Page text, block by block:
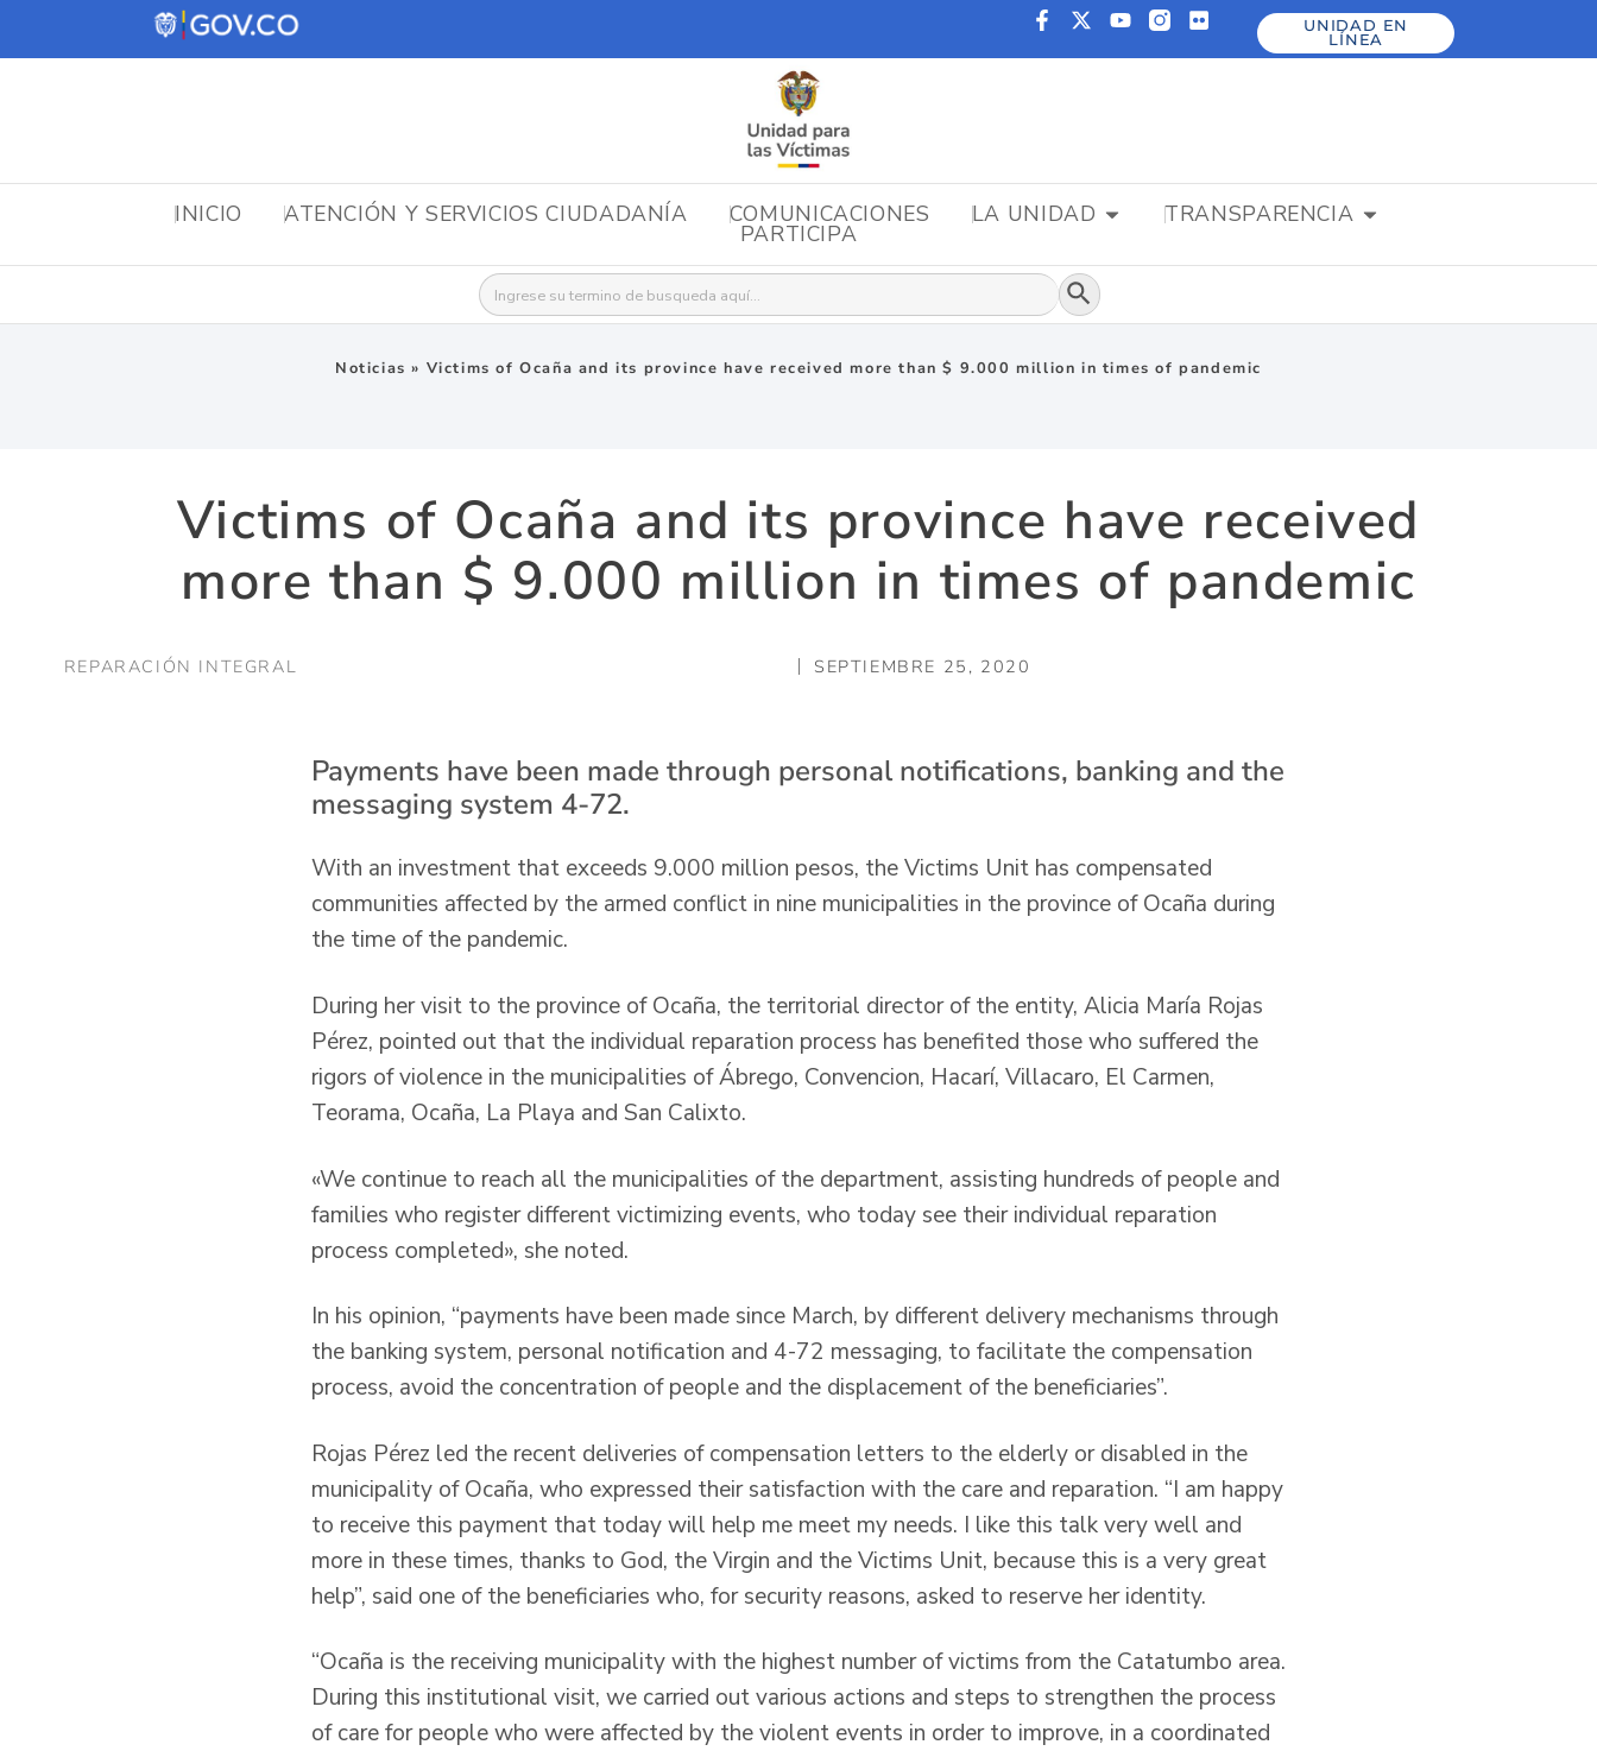
UNIDAD EN
LÍNEA
INICIO ATENCIÓN Y SERVICIOS CIUDADANÍA COMUNICACIONES LA UNIDAD TRANSPARENCIA
PARTICIPA
Buscar: Botón de búsqueda
Noticias » Victims of Ocaña and its province have received more than $ 9.000 million in times of pandemic
Victims of Ocaña and its province have received
more than $ 9.000 million in times of pandemic
REPARACIÓN INTEGRAL SEPTIEMBRE 25, 2020
Payments have been made through personal notifications, banking and the
messaging system 4-72.
With an investment that exceeds 9.000 million pesos, the Victims Unit has compensated
communities affected by the armed conflict in nine municipalities in the province of Ocaña during
the time of the pandemic.
During her visit to the province of Ocaña, the territorial director of the entity, Alicia María Rojas
Pérez, pointed out that the individual reparation process has benefited those who suffered the
rigors of violence in the municipalities of Ábrego, Convencion, Hacarí, Villacaro, El Carmen,
Teorama, Ocaña, La Playa and San Calixto.
«We continue to reach all the municipalities of the department, assisting hundreds of people and
families who register different victimizing events, who today see their individual reparation
process completed», she noted.
In his opinion, “payments have been made since March, by different delivery mechanisms through
the banking system, personal notification and 4-72 messaging, to facilitate the compensation
process, avoid the concentration of people and the displacement of the beneficiaries”.
Rojas Pérez led the recent deliveries of compensation letters to the elderly or disabled in the
municipality of Ocaña, who expressed their satisfaction with the care and reparation. “I am happy
to receive this payment that today will help me meet my needs. I like this talk very well and
more in these times, thanks to God, the Virgin and the Victims Unit, because this is a very great
help”, said one of the beneficiaries who, for security reasons, asked to reserve her identity.
“Ocaña is the receiving municipality with the highest number of victims from the Catatumbo area.
During this institutional visit, we carried out various actions and steps to strengthen the process
of care for people who were affected by the violent events in order to improve, in a coordinated